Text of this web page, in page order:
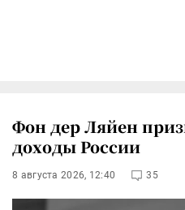
Фон дер Ляйен
доходы России
8 августа 2026, 12:40 35